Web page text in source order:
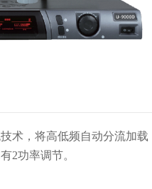
，将高低频自动分流加载
2功率调节。